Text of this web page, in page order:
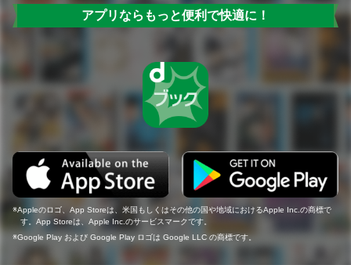
アプリならもっと便利で快適に！
Appleのロゴ、App Storeは、米国もしくはその他の国や地域におけるApple Inc.の商標で
す。App Storeは、Apple Inc.のサービスマークです。
Google Play および Google Play ロゴは Google LLC の商標です。